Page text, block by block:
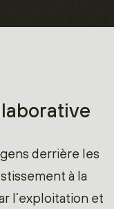
derrière les
à la
l’exploitation et